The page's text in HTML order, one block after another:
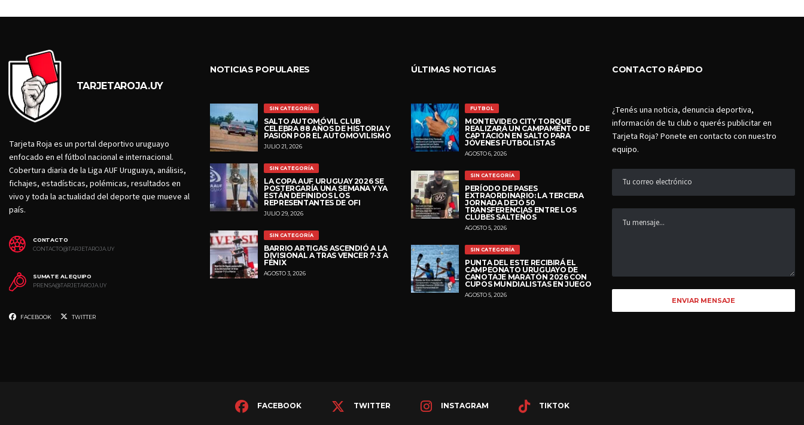
TARJETAROJA.UY
Tarjeta Roja es un portal deportivo uruguayo
enfocado en el fútbol nacional e internacional.
Cobertura diaria de la Liga AUF Uruguaya, análisis,
fichajes, estadísticas, polémicas, resultados en
vivo y toda la actualidad del deporte que mueve al
país.
CONTACTO
CONTACTO@TARJETAROJA.UY
SUMATE AL EQUIPO
PRENSA@TARJETAROJA.UY
FACEBOOK TWITTER
NOTICIAS POPULARES
SIN CATEGORÍA
SALTO AUTOMÓVIL CLUB
CELEBRA 88 AÑOS DE HISTORIA Y
PASIÓN POR EL AUTOMOVILISMO
JULIO 21, 2026
SIN CATEGORÍA
LA COPA AUF URUGUAY 2026 SE
POSTERGARÍA UNA SEMANA Y YA
ESTÁN DEFINIDOS LOS
REPRESENTANTES DE OFI
JULIO 29, 2026
SIN CATEGORÍA
BARRIO ARTIGAS ASCENDIÓ A LA
DIVISIONAL A TRAS VENCER 7-3 A
FÉNIX
AGOSTO 3, 2026
ÚLTIMAS NOTICIAS
FUTBOL
MONTEVIDEO CITY TORQUE
REALIZARÁ UN CAMPAMENTO DE
CAPTACIÓN EN SALTO PARA
JÓVENES FUTBOLISTAS
AGOSTO 6, 2026
SIN CATEGORÍA
PERÍODO DE PASES
EXTRAORDINARIO: LA TERCERA
JORNADA DEJÓ 50
TRANSFERENCIAS ENTRE LOS
CLUBES SALTEÑOS
AGOSTO 5, 2026
SIN CATEGORÍA
PUNTA DEL ESTE RECIBIRÁ EL
CAMPEONATO URUGUAYO DE
CANOTAJE MARATÓN 2026 CON
CUPOS MUNDIALISTAS EN JUEGO
AGOSTO 5, 2026
CONTACTO RÁPIDO
¿Tenés una noticia, denuncia deportiva,
información de tu club o querés publicitar en
Tarjeta Roja? Ponete en contacto con nuestro
equipo.
FACEBOOK TWITTER INSTAGRAM TIKTOK